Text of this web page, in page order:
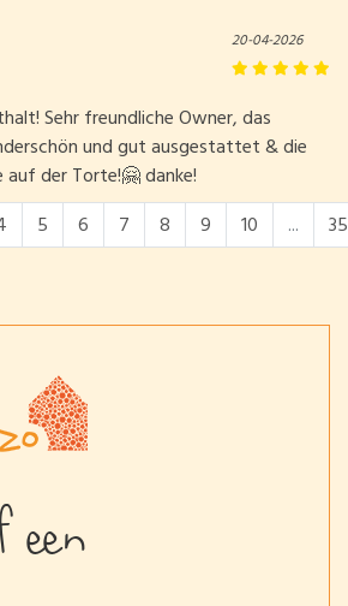
20-04-2026
Sehr freundliche Owner, das
und gut ausgestattet & die
auf der Torte!🤗 danke!
5 6 7 8 9 10 ... 35